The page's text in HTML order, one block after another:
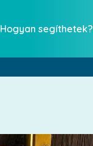
Hogyan segíthetek?